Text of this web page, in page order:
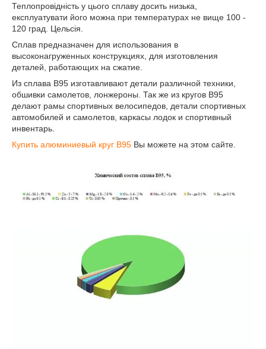
Теплопровідність у цього сплаву досить низька,
експлуатувати його можна при температурах не вище 100 -
120 град. Цельсія.
Сплав предназначен для использования в
высоконагруженных конструкциях, для изготовления
деталей, работающих на сжатие.
Из сплава В95 изготавливают детали различной техники,
обшивки самолетов, лонжероны. Так же из кругов В95
делают рамы спортивных велосипедов, детали спортивных
автомобилей и самолетов, каркасы лодок и спортивный
инвентарь.
Купить алюминиевый круг В95 Вы можете на этом сайте.